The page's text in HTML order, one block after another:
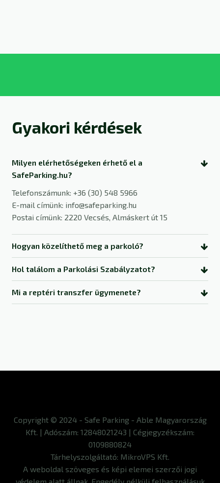
Gyakori kérdések
Milyen elérhetőségeken érhető el a
SafeParking.hu?
Telefonszámunk: +36 (30) 548 5966
E-mail címünk: info@safeparking.hu
Postai címünk: 2220 Vecsés, Almáskert út 15
Hogyan közelíthető meg a parkoló?
Hol találom a Parkolási Szabályzatot?
Mi a reptéri transzfer ügymenete?
Copyright © 2024 - Safe Parking - Able Magyarország
Kft. | Adószám: 12848021243 | Cégjegyzékszám:
0109880824
Tárhelyszolgáltató: MikroVPS Kft.
A weboldal szöveges és képi elemei szerzői jogi
védelem alatt állnak. Engedély nélküli felhasználásuk